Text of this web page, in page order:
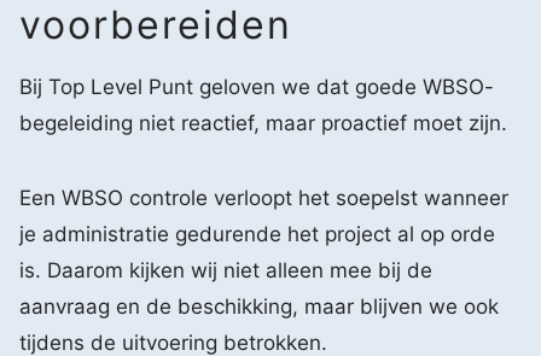
voorbereiden
Bij Top Level Punt geloven we dat goede WBSO-
begeleiding niet reactief, maar proactief moet zijn.
Een WBSO controle verloopt het soepelst wanneer
je administratie gedurende het project al op orde
is. Daarom kijken wij niet alleen mee bij de
aanvraag en de beschikking, maar blijven we ook
tijdens de uitvoering betrokken.